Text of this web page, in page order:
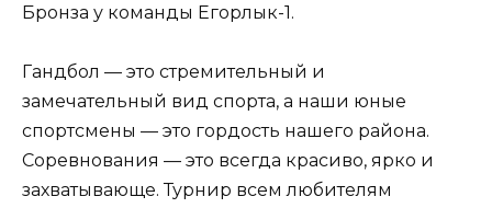
Бронза у команды Егорлык-1.
Гандбол — это стремительный и
замечательный вид спорта, а наши юные
спортсмены — это гордость нашего района.
Соревнования — это всегда красиво, ярко и
захватывающе. Турнир всем любителям